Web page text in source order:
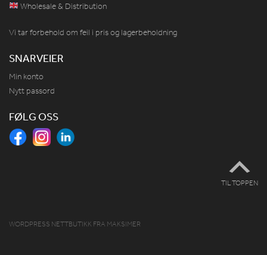
Wholesale & Distribution
Vi tar forbehold om feil i pris og lagerbeholdning
SNARVEIER
Min konto
Nytt passord
FØLG OSS
TIL TOPPEN
WORDPRESS NETTBUTIKK FRA MAKSIMER